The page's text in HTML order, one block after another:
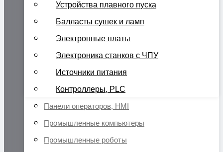
Устройства плавного пуска
Балласты сушек и ламп
Электронные платы
Электроника станков с ЧПУ
Источники питания
Контроллеры, PLC
Панели операторов, HMI
Промышленные компьютеры
Промышленные роботы